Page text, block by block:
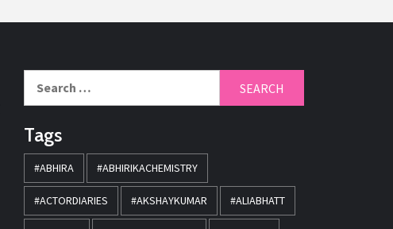
Tags
#ABHIRA #ABHIRIKACHEMISTRY
#ACTORDIARIES #AKSHAYKUMAR #ALIABHATT